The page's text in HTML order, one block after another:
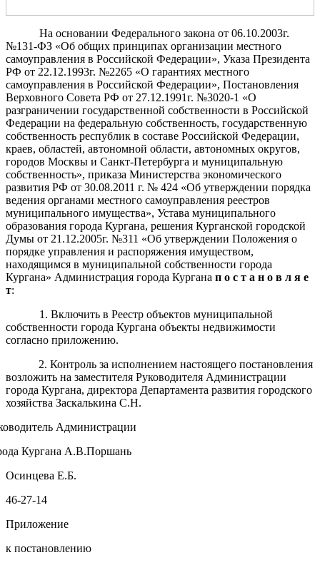
На основании Федерального закона от 06.10.2003г.
№131-ФЗ «Об общих принципах организации местного
самоуправления в Российской Федерации», Указа Президента
РФ от 22.12.1993г. №2265 «О гарантиях местного
самоуправления в Российской Федерации», Постановления
Верховного Совета РФ от 27.12.1991г. №3020-1 «О
разграничении государственной собственности в Российской
Федерации на федеральную собственность, государственную
собственность республик в составе Российской Федерации,
краев, областей, автономной области, автономных округов,
городов Москвы и Санкт-Петербурга и муниципальную
собственность», приказа Министерства экономического
развития РФ от 30.08.2011 г. № 424 «Об утверждении порядка
ведения органами местного самоуправления реестров
муниципального имущества», Устава муниципального
образования города Кургана, решения Курганской городской
Думы от 21.12.2005г. №311 «Об утверждении Положения о
порядке управления и распоряжения имуществом,
находящимся в муниципальной собственности города
Кургана» Администрация города Кургана п о с т а н о в л я е
т:
1. Включить в Реестр объектов муниципальной
собственности города Кургана объекты недвижимости
согласно приложению.
2. Контроль за исполнением настоящего постановления
возложить на заместителя Руководителя Администрации
города Кургана, директора Департамента развития городского
хозяйства Заскалькина С.Н.
Администрации
Кургана А.В.Поршань
Осинцева Е.Б.
46-27-14
Приложение
к постановлению